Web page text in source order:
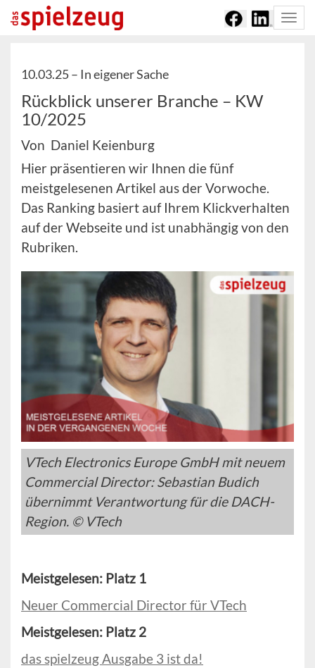
10.03.25 – In eigener Sache
Rückblick unserer Branche – KW
10/2025
Von Daniel Keienburg
Hier präsentieren wir Ihnen die fünf
meistgelesenen Artikel aus der Vorwoche.
Das Ranking basiert auf Ihrem Klickverhalten
auf der Webseite und ist unabhängig von den
Rubriken.
VTech Electronics Europe GmbH mit neuem
Commercial Director: Sebastian Budich
übernimmt Verantwortung für die DACH-
Region. © VTech
Meistgelesen: Platz 1
Neuer Commercial Director für VTech
Meistgelesen: Platz 2
das spielzeug Ausgabe 3 ist da!